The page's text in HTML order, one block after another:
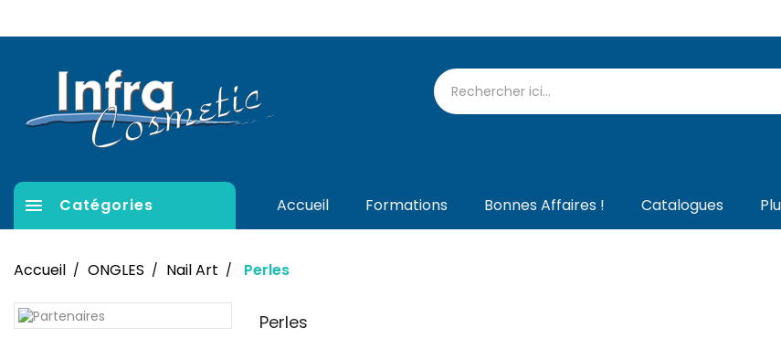
Catégories
 Accueil Formations Bonnes Affaires ! Catalogues
Accueil ONGLES Nail Art Perles
Perles